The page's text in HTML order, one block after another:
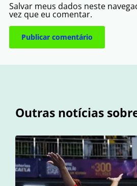
Salvar meus dados neste
vez que eu comentar.
Outras notícias